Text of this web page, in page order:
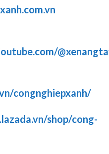
congnghiepxanh/
shop/cong-